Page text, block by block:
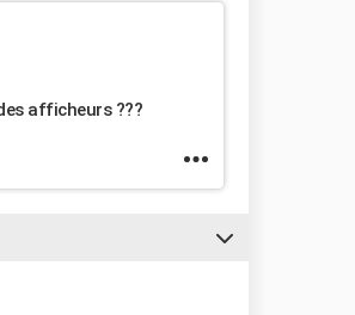
afficheurs ???